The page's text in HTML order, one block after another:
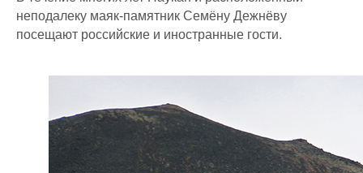
неподалеку маяк-памятник Семёну Дежнёву
посещают российские и иностранные гости.